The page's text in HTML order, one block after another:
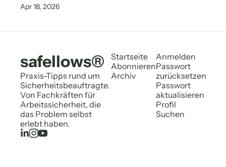
wirklich entscheidet
Apr 18, 2026
safellows®
Praxis-Tipps rund um
Sicherheitsbeauftragte.
Von Fachkräften für
Arbeitssicherheit, die
das Problem selbst
erlebt haben.
Startseite
Abonnieren
Archiv
Anmelden
Passwort
zurücksetzen
Passwort
aktualisieren
Profil
Suchen